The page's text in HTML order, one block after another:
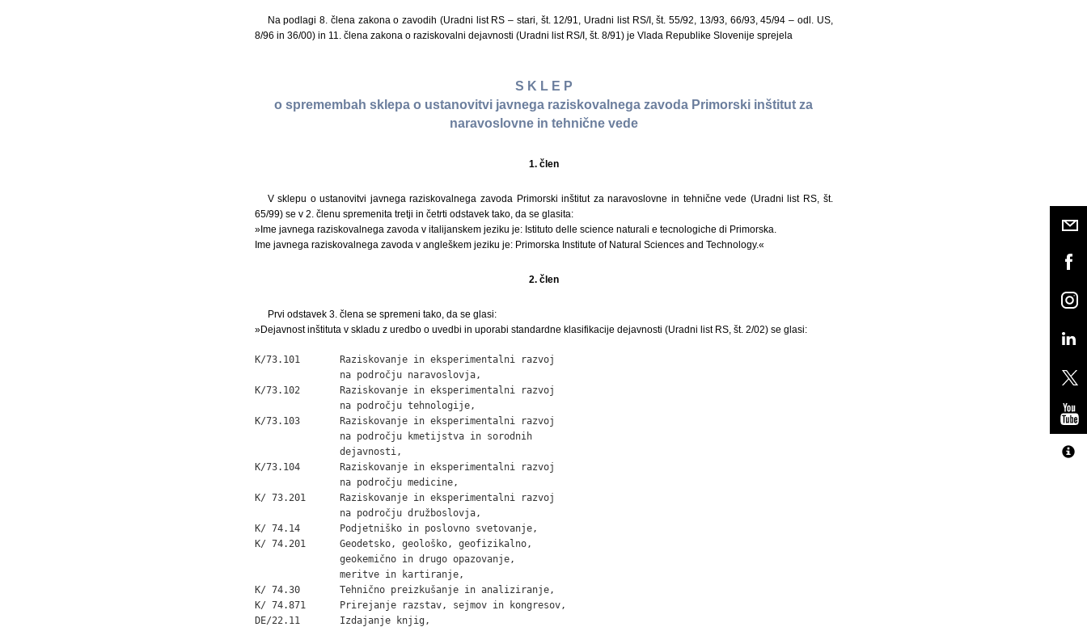
Na podlagi 8. člena zakona o zavodih (Uradni list RS – stari, št. 12/91, Uradni list RS/I, št. 55/92, 13/93, 66/93, 45/94 – odl. US,
8/96 in 36/00) in 11. člena zakona o raziskovalni dejavnosti (Uradni list RS/I, št. 8/91) je Vlada Republike Slovenije sprejela
S K L E P
o spremembah sklepa o ustanovitvi javnega raziskovalnega zavoda Primorski inštitut za
naravoslovne in tehnične vede
1. člen
V sklepu o ustanovitvi javnega raziskovalnega zavoda Primorski inštitut za naravoslovne in tehnične vede (Uradni list RS, št.
65/99) se v 2. členu spremenita tretji in četrti odstavek tako, da se glasita:
»Ime javnega raziskovalnega zavoda v italijanskem jeziku je: Istituto delle science naturali e tecnologiche di Primorska.
Ime javnega raziskovalnega zavoda v angleškem jeziku je: Primorska Institute of Natural Sciences and Technology.«
2. člen
Prvi odstavek 3. člena se spremeni tako, da se glasi:
»Dejavnost inštituta v skladu z uredbo o uvedbi in uporabi standardne klasifikacije dejavnosti (Uradni list RS, št. 2/02) se glasi:
K/73.101       Raziskovanje in eksperimentalni razvoj
               na področju naravoslovja,
K/73.102       Raziskovanje in eksperimentalni razvoj
               na področju tehnologije,
K/73.103       Raziskovanje in eksperimentalni razvoj
               na področju kmetijstva in sorodnih
               dejavnosti,
K/73.104       Raziskovanje in eksperimentalni razvoj
               na področju medicine,
K/ 73.201      Raziskovanje in eksperimentalni razvoj
               na področju družboslovja,
K/ 74.14       Podjetniško in poslovno svetovanje,
K/ 74.201      Geodetsko, geološko, geofizikalno,
               geokemično in drugo opazovanje,
               meritve in kartiranje,
K/ 74.30       Tehnično preizkušanje in analiziranje,
K/ 74.871      Prirejanje razstav, sejmov in kongresov,
DE/22.11       Izdajanje knjig,